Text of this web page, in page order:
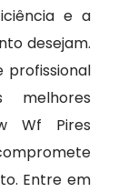
e a
desejam.
profissional
melhores
Wf Pires
Entre em